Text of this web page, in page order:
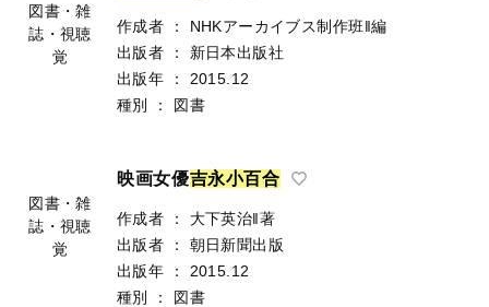
図書・雑
誌・視聴
覚
作成者 ：
NHKアーカイブス制作班‖編
出版者
：
新日本出版社
出版年
：
2015.12
種別
： 図書
図書・雑
誌・視聴
覚
映画女優吉永小百合
作成者 ：
大下英治‖著
出版者
：
朝日新聞出版
出版年
：
2015.12
種別
： 図書